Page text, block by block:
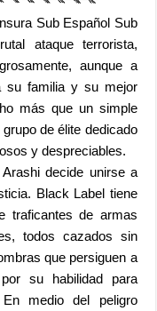
Sub Español Sub
ataque terrorista,
aunque a
su familia y su mejor
más que un simple
de élite dedicado
y despreciables.
decide unirse a
Black Label tiene
traficantes de armas
todos cazados sin
que persiguen a
su habilidad para
medio del peligro